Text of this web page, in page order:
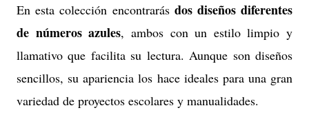
En esta colección encontrarás dos diseños diferentes
de números azules, ambos con un estilo limpio y
llamativo que facilita su lectura. Aunque son diseños
sencillos, su apariencia los hace ideales para una gran
variedad de proyectos escolares y manualidades.